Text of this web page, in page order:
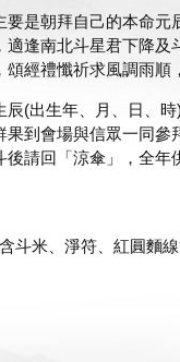
要是朝拜自己的本命元
逢南北斗星君下降及
經禮懺祈求風調雨順
(出生年、月、日、
到會場與信眾一同參
請回「涼傘」，全年
斗米、淨符、紅圓麵